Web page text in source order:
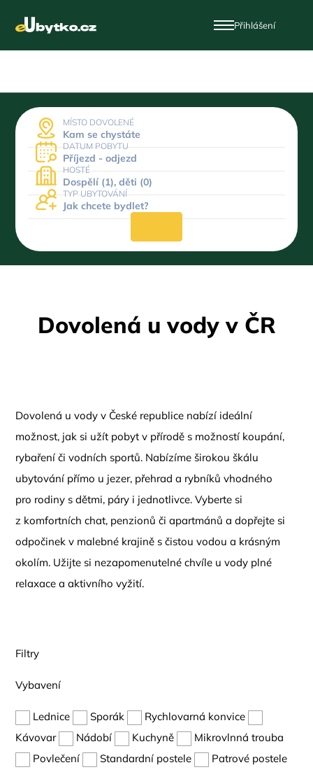
Přihlášení
MÍSTO DOVOLENÉ
Kam se chystáte
DATUM POBYTU
Příjezd - odjezd
HOSTÉ
Dospělí (1), děti (0)
TYP UBYTOVÁNÍ
Jak chcete bydlet?
Dovolená u vody v ČR
Dovolená u vody v České republice nabízí ideální
možnost, jak si užít pobyt v přírodě s možností koupání,
rybaření či vodních sportů. Nabízíme širokou škálu
ubytování přímo u jezer, přehrad a rybníků vhodného
pro rodiny s dětmi, páry i jednotlivce. Vyberte si
z komfortních chat, penzionů či apartmánů a dopřejte si
odpočinek v malebné krajině s čistou vodou a krásným
okolím. Užijte si nezapomenutelné chvíle u vody plné
relaxace a aktivního vyžití.
Filtry
Vybavení
Lednice Sporák
Rychlovarná konvice
Kávovar
Nádobí Kuchyně
Mikrovlnná trouba
Povlečení
Standardní postele
Patrové postele